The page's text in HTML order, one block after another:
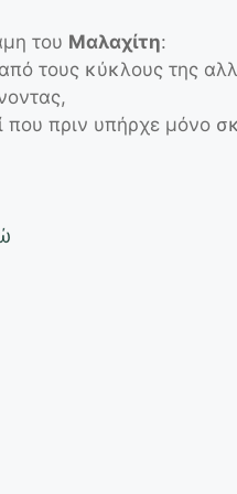
του Μαλαχίτη:
τους κύκλους της
που πριν υπήρχε μόνο